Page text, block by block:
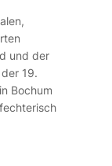
und der
19.
Bochum